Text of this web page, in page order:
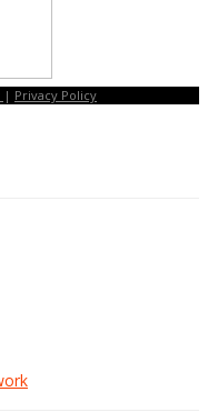
| Privacy Policy